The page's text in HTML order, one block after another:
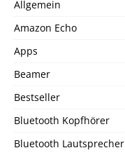
Allgemein
Amazon Echo
Apps
Beamer
Bestseller
Bluetooth Kopfhörer
Bluetooth Lautsprecher